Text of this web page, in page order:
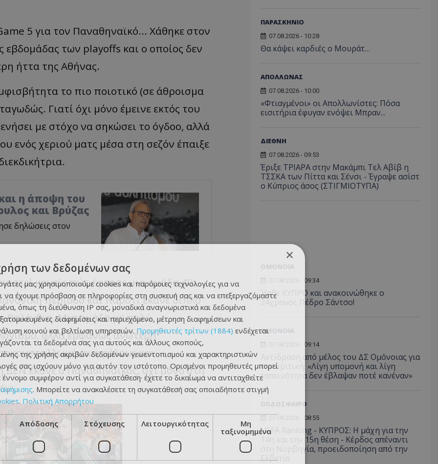
5 για τον Παναθηναϊκό... Χάθηκε στον
εβδομάδας των playoffs και ο οποίος δεν
ήττα της Αθήνας.
βήτητα το πιο ποιοτικό (σε άθροισμα
Γιατί όχι μόνο έμεινε εκτός του
με στόχο να σηκώσει το όγδοο, αλλά
ενός χεριού ματς μέσα στη σεζόν έπαιξε
η άποψη του
και Βρύζας
δηλώσεις στον
κανείς πώς έφτασε μια ομάδα 40
περίοδο και παρότι έκανε διπλό
Βαλένθια. Μια ομάδα με πολύ
αλλά εμφανώς ανώτερη
ρόλους και
έκανε ο Παναθηναϊκός, όχι μόνο στη
ΠΑΡΑΣΚΗΝΙΟ
07.08.2026 - 10:28
Θα κάψει καρδιές ο Μουράτ…
ΑΠΟΛΛΩΝΑΣ
07.08.2026 - 10:00
«Φτιαγμένοι» οι Απολλωνίστες: Πόσα
εισιτήρια έφυγαν ενόψει Μπραν...
ΔΙΕΘΝΗ
07.08.2026 - 09:53
Έριξε ΤΡΙΑΡΑ στην Μακάμπι Τελ Αβίβ η
ΤΣΣΚΑ των Πίττα και Σένσι - Έγραψε ασίστ
ο Κύπριος άσος (ΣΤΙΓΜΙΟΤΥΠΑ)
07.08.2026 - 09:34
Ήρθε ΚΥΠΡΟ και ανακοινώθηκε ο
24χρονος Πέδρο Σάντσο!
ΟΜΟΝΟΙΑ
07.08.2026 - 09:14
Αντίδραση από μέλος του ΔΣ Ομόνοιας για
την κριτική: «Λίγη υπομονή και λίγη
ταπεινότητα δεν έβλαψαν ποτέ κανέναν»
ΠΟΔΟΣΦΑΙΡΟ
07.08.2026 - 08:55
UEFA Ranking - ΚΥΠΡΟΣ: Η μάχη για την
14η και την 15η θέση - Κέρδος απέναντι
στη Νορβηγία, προειδοποίηση από την
Ελβετία
×
των δεδομένων σας
μας χρησιμοποιούμε cookies και παρόμοιες τεχνολογίες για να
να έχουμε πρόσβαση σε πληροφορίες στη συσκευή σας και να επεξεργαζόμαστε
όπως τη διεύθυνση IP σας, μοναδικά αναγνωριστικά και δεδομένα
διαφημίσεις και περιεχόμενο, μέτρηση διαφημίσεων και
κοινού και βελτίωση υπηρεσιών. Προμηθευτές τρίτων (1884) ενδέχεται
τα δεδομένα σας για αυτούς και άλλους σκοπούς,
της χρήσης ακριβών δεδομένων γεωεντοπισμού και χαρακτηριστικών
σας ισχύουν μόνο για αυτόν τον ιστότοπο. Ορισμένοι προμηθευτές μπορεί
συμφέρον αντί για συγκατάθεση· έχετε το δικαίωμα να αντιταχθείτε
. Μπορείτε να ανακαλέσετε τη συγκατάθεσή σας οποιαδήποτε στιγμή
. Πολιτική Απορρήτου
Απόδοσης Στόχευσης Λειτουργικότητας
Μη
ταξινομημένα